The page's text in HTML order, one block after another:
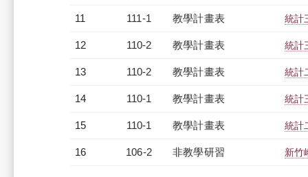
11 111-1 教學計畫表 統計
12 110-2 教學計畫表 統計
13 110-2 教學計畫表 統計
14 110-1 教學計畫表 統計
15 110-1 教學計畫表 統計
16 106-2 非教學研習 新竹